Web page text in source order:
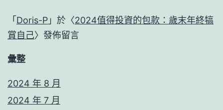
「 Doris-P 」於〈2024值得投資的包款：歲末年終犒
賞自己〉發佈留言
彙整
2024 年 8 月
2024 年 7 月